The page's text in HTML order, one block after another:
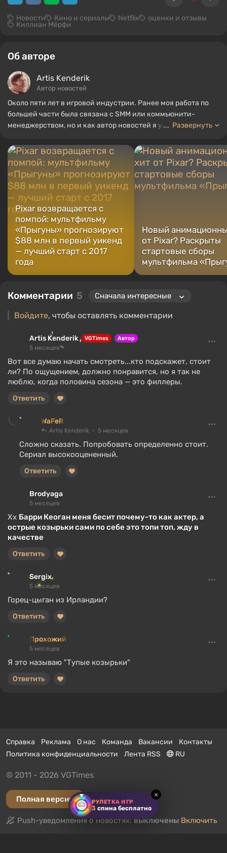
РУЛЕТКА ИГР
3 спина бесплатно
×
Новости Кино и сериалы Netflix оценки и отзывы
Киллиан Мёрфи
Об авторе
Artis Kenderik
Автор новостей
Около пяти лет в игровой индустрии. Ранее моя работа по
большей части была связана с SMM или коммьюнити-
менеджерством, но и как автор новостей я успел
... Развернуть
Pixar возвращается с
помпой: мультфильму
«Прыгуны» прогнозируют
$88 млн в первый уикенд
— лучший старт с 2017
года
Новый
от Pixar? Раскрыты
стартовые сборы
мультфильма
Комментарии 5
Войдите, чтобы оставлять комментарии
Artis Kenderik VGTimes Автор
5 месяцев
Вот все думаю начать смотреть...кто подскажет, стоит
ли? По ощущением, должно понравится, но я так не
люблю, когда половина сезона — это филлеры.
Ответить
WaFeR
Artis Kenderik 5 месяцев
Сложно сказать. Попробовать определенно стоит.
Сериал высокооцененный.
Ответить
Brodyaga
5 месяцев
Хх Барри Кеоган меня бесит почему-то как актер, а
острые козырьки сами по себе это топи топ, жду в
качестве
Ответить
Sergix
5 месяцев
Горец-цыган из Ирландии?
Ответить
Прохожий
5 месяцев
Я это называю "Тупые козырьки"
Ответить
Справка Реклама О нас Команда Вакансии
Контакты
Политика конфиденциальности
Лента RSS RU
© 2011 - 2026 VGTimes
Полная версия
Push-уведомления о новостях:выключены Включить